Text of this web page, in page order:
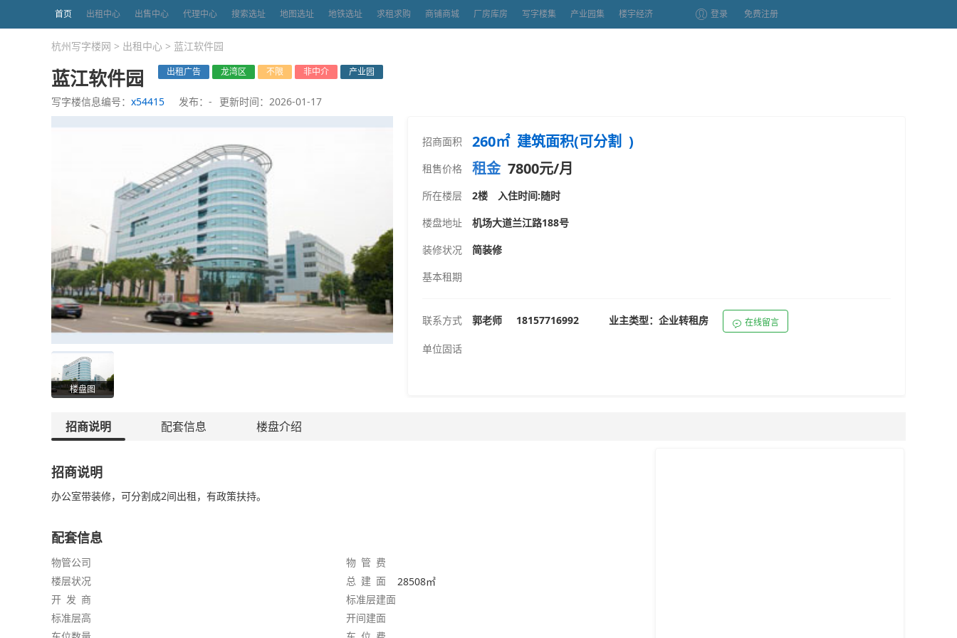
首页 出租中心 出售中心 代理中心 搜索选址 地图选址 地铁选址 求租求购 商铺商城 厂房库房 写字楼集 产业园集 楼宇经济 登录 免费注册
杭州写字楼网 > 出租中心 > 蓝江软件园
蓝江软件园 出租广告 龙湾区 不限 非中介 产业园
写字楼信息编号： x54415 发布：- 更新时间：2026-01-17
楼盘图
招商面积 260㎡ 建筑面积(可分割 )
租售价格 租金7800元/月
所在楼层
2楼 入住时间:随时
楼盘地址
机场大道兰江路188号
装修状况
简装修
基本租期
联系方式 郭老师 18157716992 业主类型：企业转租房 在线留言
单位固话
招商说明 配套信息 楼盘介绍
招商说明
办公室带装修，可分割成2间出租，有政策扶持。
配套信息
物管公司
物 管 费
楼层状况
总 建 面
28508㎡
开 发 商
标准层建面
标准层高
开间建面